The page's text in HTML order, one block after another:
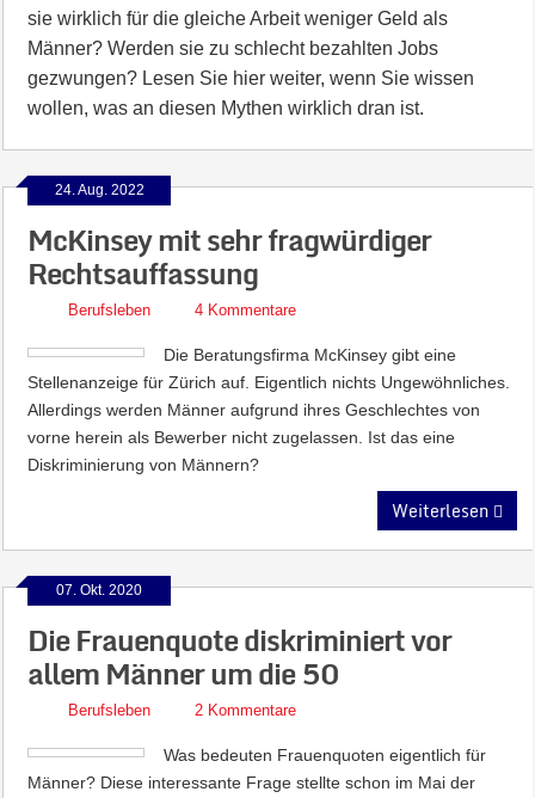
sie wirklich für die gleiche Arbeit weniger Geld als
Männer? Werden sie zu schlecht bezahlten Jobs
gezwungen? Lesen Sie hier weiter, wenn Sie wissen
wollen, was an diesen Mythen wirklich dran ist.
24. Aug. 2022
McKinsey mit sehr fragwürdiger
Rechtsauffassung
Berufsleben 4 Kommentare
Die Beratungsfirma McKinsey gibt eine
Stellenanzeige für Zürich auf. Eigentlich nichts Ungewöhnliches.
Allerdings werden Männer aufgrund ihres Geschlechtes von
vorne herein als Bewerber nicht zugelassen. Ist das eine
Diskriminierung von Männern?
Weiterlesen
07. Okt. 2020
Die Frauenquote diskriminiert vor
allem Männer um die 50
Berufsleben 2 Kommentare
Was bedeuten Frauenquoten eigentlich für
Männer? Diese interessante Frage stellte schon im Mai der